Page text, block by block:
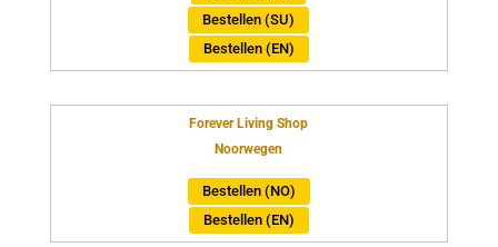
Bestellen (SU)
Bestellen (EN)
Forever Living Shop
Noorwegen
Bestellen (NO)
Bestellen (EN)